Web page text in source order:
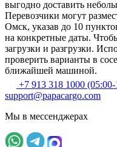
выгодно доставить
Перевозчики могут
Омск, указав до 10
на конкретные даты.
загрузки и разгрузки.
проверить варианты в
ближайшей машиной.
+7 913 318 1000
support@papacargo.com
Мы в мессенджерах